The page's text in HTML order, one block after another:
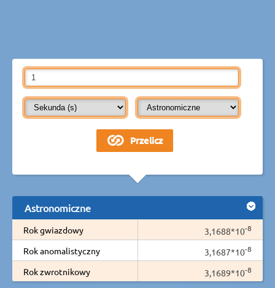
Astronomiczne
Rok gwiazdowy 3,1688*10-8
Rok anomalistyczny 3,1687*10-8
Rok zwrotnikowy 3,1689*10-8